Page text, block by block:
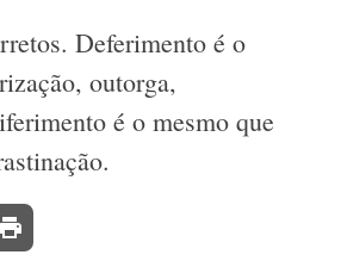
Deferimento é o
outorga,
é o mesmo que